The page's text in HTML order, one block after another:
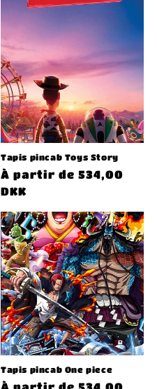
Tapis pincab Toys Story
Prix
habituel
À partir de 534,00
DKK
Tapis pincab One piece
Prix
À partir de 534,00